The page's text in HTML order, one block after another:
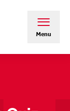
Menu